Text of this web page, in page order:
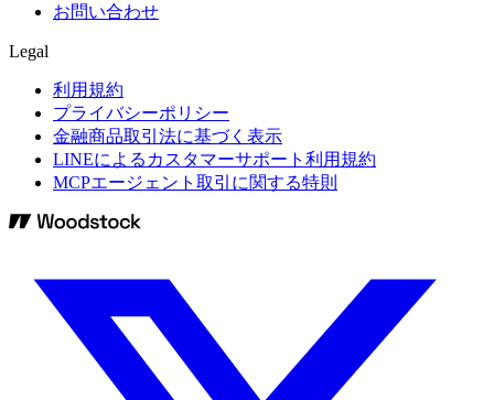
お問い合わせ
Legal
利用規約
プライバシーポリシー
金融商品取引法に基づく表示
LINEによるカスタマーサポート利用規約
MCPエージェント取引に関する特則